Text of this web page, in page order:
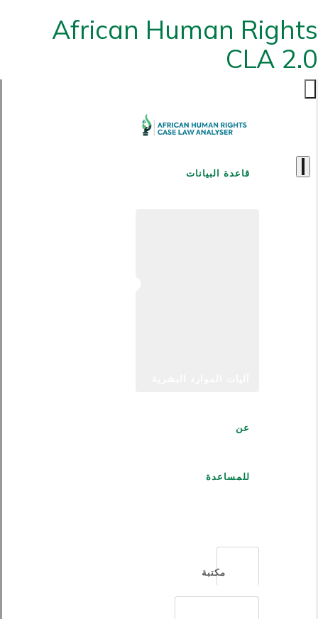
African Human Rights
CLA 2.0
قاعدة البيانات
عن
للمساعدة
مكتبة